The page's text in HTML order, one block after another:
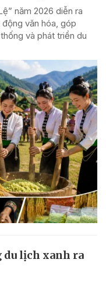
năm 2026 diễn ra
văn hóa, góp
và phát triển du
du lịch xanh ra